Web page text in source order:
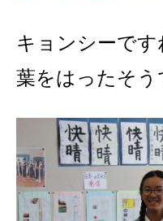
キョンシーで
葉をはったそう